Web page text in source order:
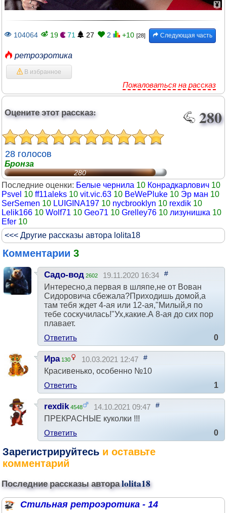
104064 19 71 27 2 +10 [28] Следующая часть
ретроэротика
В избранное
Пожаловаться на рассказ
Оцените этот рассказ: 280
28 голосов
Бронза
280
Последние оценки: Белые чернила 10 Конрадкарлович 10
Psvel 10 ff11aleks 10 vit.vic.63 10 BeWePluke 10 Эр ман 10
SerSemen 10 LUIGINA197 10 nycbrooklyn 10 rexdik 10
Lelik166 10 Wolf71 10 Geo71 10 Grelley76 10 лизунишка 10
Efer 10
<<< Другие рассказы автора lolita18
Комментарии 3
Садо-вод 2602 19.11.2020 16:34 #
Интересно,а первая в шляпе,не от Вован
Сидоровича сбежала?Приходишь домой,а
там тебя ждет 4-ая или 12-ая,"Милый,я по
тебе соскучилась!"Ух,какие.А 8-ая до сих пор
плавает.
Ответить
0
Ира 130 10.03.2021 12:47 #
Красивенько, особенно №10
Ответить
1
rexdik 4548 14.10.2021 09:47 #
ПРЕКРАСНЫЕ куколки !!!
Ответить
0
Зарегистрируйтесь и оставьте
комментарий
Последние рассказы автораlolita18
Стильная ретроэротика - 14